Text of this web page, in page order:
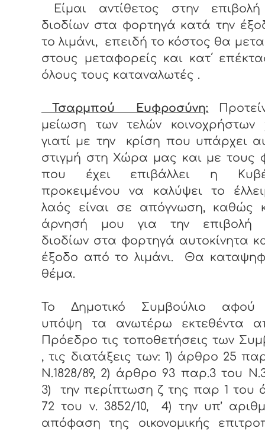
Είμαι αντίθετος στην
διοδίων στα φορτηγά κατά την
το λιμάνι, επειδή το κόστος θα
στους μεταφορείς και κατ΄
όλους τους καταναλωτές .
Τσαρμπού Ευφροσύνη:
μείωση των τελών κοινοχρήστων
γιατί με την κρίση που υπάρχει
στιγμή στη Χώρα μας και με τους
που έχει επιβάλλει η
προκειμένου να καλύψει το
λαός είναι σε απόγνωση, καθώς
άρνησή μου για την επιβολή
διοδίων στα φορτηγά αυτοκίνητα
έξοδο από το λιμάνι. Θα
θέμα.
Το Δημοτικό Συμβούλιο αφού
υπόψη τα ανωτέρω εκτεθέντα
Πρόεδρο τις τοποθετήσεις των
, τις διατάξεις των: 1) άρθρο 25
Ν.1828/89, 2) άρθρο 93 παρ.3 του
3) την περίπτωση ζ της παρ 1 του
72 του ν. 3852/10, 4) την υπ’
απόφαση της οικονομικής